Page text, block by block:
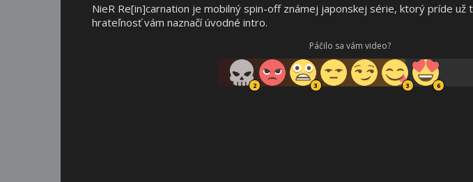
NieR Re[in]carnation je mobilný spin-off známej japonskej série, ktorý príde už
hrateľnosť vám naznačí úvodné intro.
Páčilo sa vám video?